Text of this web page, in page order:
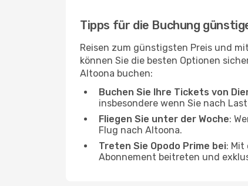
Tipps für die Buchung
Reisen zum günstigsten Preis und
können Sie die besten Optionen
Altoona buchen:
Buchen Sie Ihre Tickets von
insbesondere wenn Sie nach
Fliegen Sie unter der Woche:
Flug nach Altoona.
Treten Sie Opodo Prime bei: Mit
Abonnement beitreten und